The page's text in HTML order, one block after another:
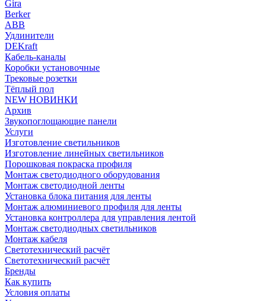
Gira
Berker
ABB
Удлинители
DEKraft
Кабель-каналы
Коробки установочные
Трековые розетки
Тёплый пол
NEW НОВИНКИ
Архив
Звукопоглощающие панели
Услуги
Изготовление светильников
Изготовление линейных светильников
Порошковая покраска профиля
Монтаж светодиодного оборудования
Монтаж светодиодной ленты
Установка блока питания для ленты
Монтаж алюминиевого профиля для ленты
Установка контроллера для управления лентой
Монтаж светодиодных светильников
Монтаж кабеля
Светотехнический расчёт
Светотехнический расчёт
Бренды
Как купить
Условия оплаты